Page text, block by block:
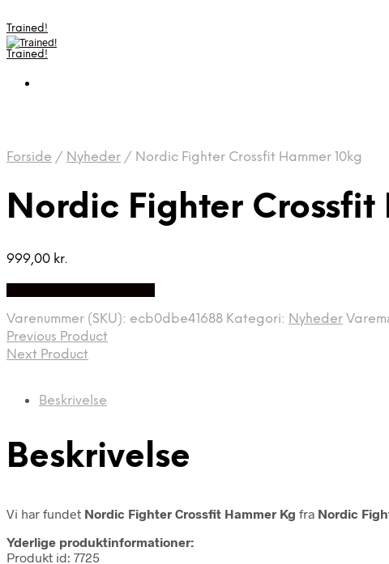
Trained!
Trained!
Forside / Nyheder / Nordic Fighter Crossfit Hammer 10kg
Nordic Fighter Crossfit
999,00 kr.
Varenummer (SKU): ecb0dbe41688 Kategori: Nyheder
Previous Product
Next Product
Beskrivelse
Beskrivelse
Vi har fundet Nordic Fighter Crossfit Hammer Kg fra Nordic
Yderlige produktinformationer:
Produkt id: 7725